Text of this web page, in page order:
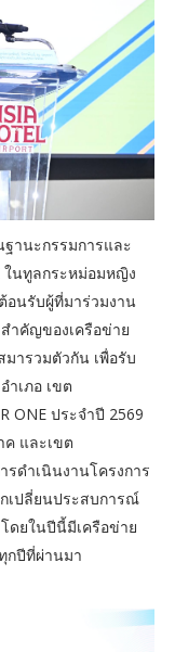
านะกรรมการและ
ในทูลกระหม่อมหญิง
นรับผู้ที่มาร่วมงาน
ำคัญของเครือข่าย
มารวมตัวกัน เพื่อรับ
เภอ เขต
ONE ประจำปี 2569
ค และเขต
รดำเนินงานโครงการ
เปลี่ยนประสบการณ์
ดยในปีนี้มีเครือข่าย
กปีที่ผ่านมา